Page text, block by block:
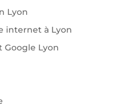
Lyon
internet à Lyon
Lyon